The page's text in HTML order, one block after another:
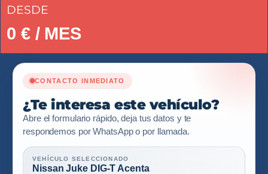
DESDE
0 € / MES
CONTACTO INMEDIATO
¿Te interesa este vehículo?
Abre el formulario rápido, deja tus datos y te
respondemos por WhatsApp o por llamada.
VEHÍCULO SELECCIONADO
Nissan Juke DIG-T Acenta